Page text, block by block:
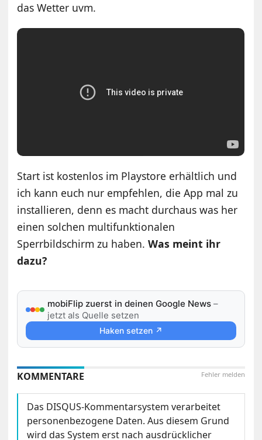
das Wetter uvm.
Start ist kostenlos im Playstore erhältlich und
ich kann euch nur empfehlen, die App mal zu
installieren, denn es macht durchaus was her
einen solchen multifunktionalen
Sperrbildschirm zu haben.Was meint ihr
dazu?
mobiFlip zuerst in deinen Google News –
jetzt als Quelle setzen
Haken setzen ↗
Fehler melden
KOMMENTARE
Das DISQUS-Kommentarsystem verarbeitet
personenbezogene Daten. Aus diesem Grund
wird das System erst nach ausdrücklicher